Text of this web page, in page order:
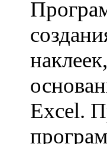
Excel.